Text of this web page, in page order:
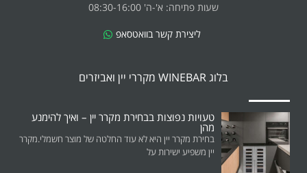
שעות פתיחה: א'-ה' 08:30-16:00
ליצירת קשר בוואטסאפ
בלוג WINEBAR מקררי יין ואביזרים
טעויות נפוצות בבחירת מקרר יין – ואיך להימנע
מהן
בחירת מקרר יין היא לא עוד החלטה של מוצר חשמלי.מקרר
יין משפיע ישירות על